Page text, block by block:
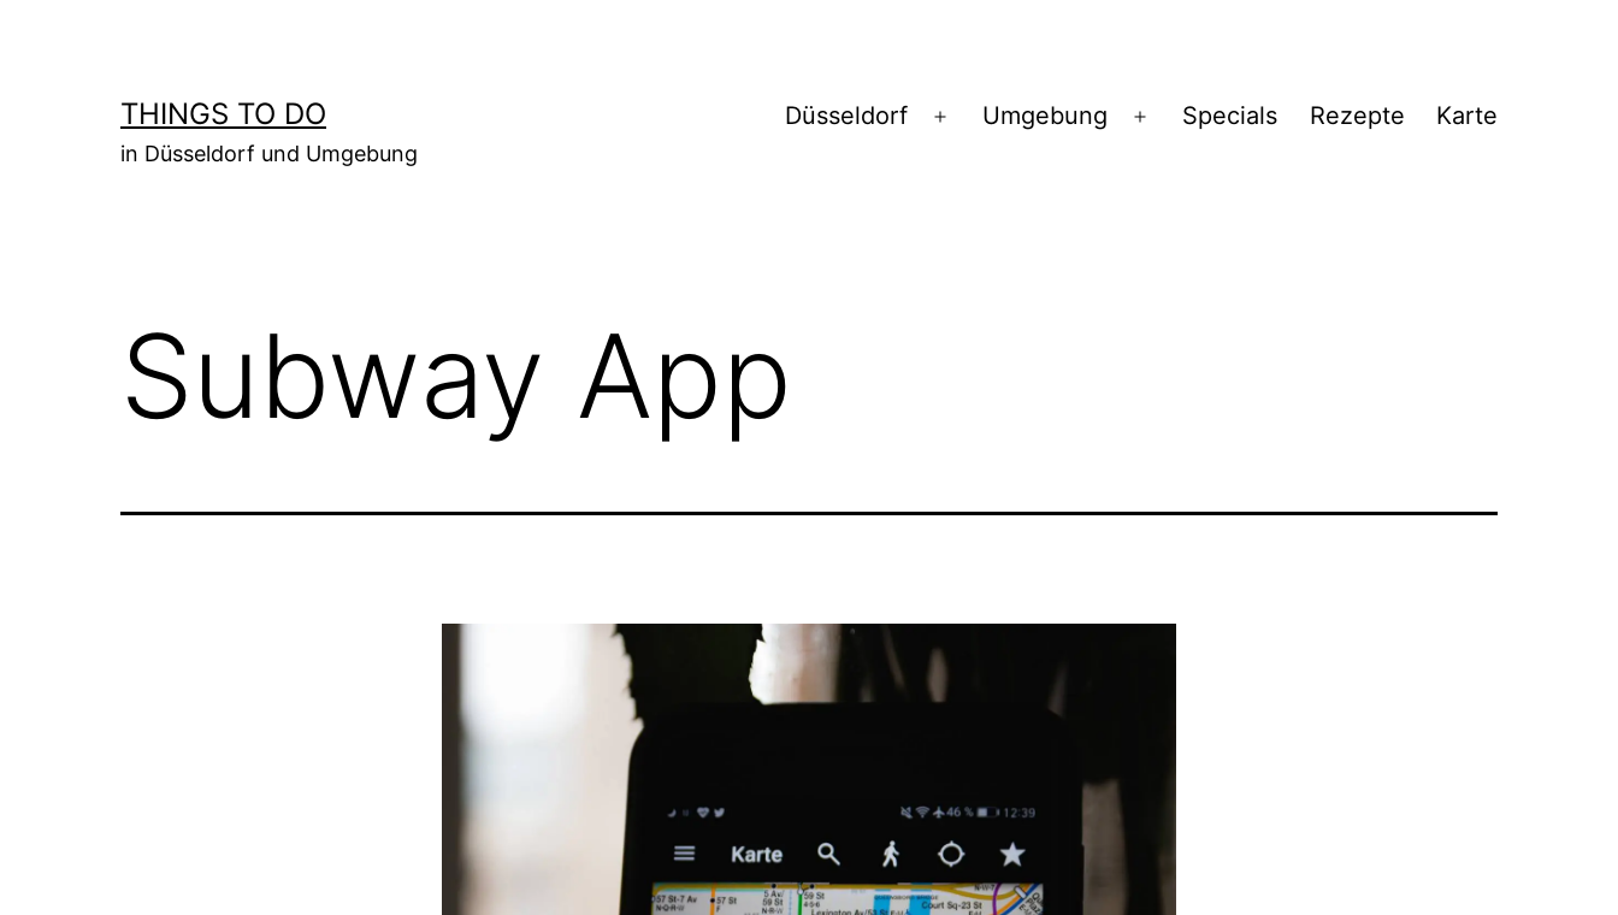
THINGS TO DO
in Düsseldorf und Umgebung
Düsseldorf
Menü
Umgebung
Menü
Specials Rezepte Karte
Subway App